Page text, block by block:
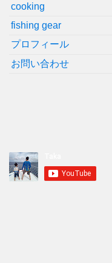
cooking
fishing gear
プロフィール
お問い合わせ